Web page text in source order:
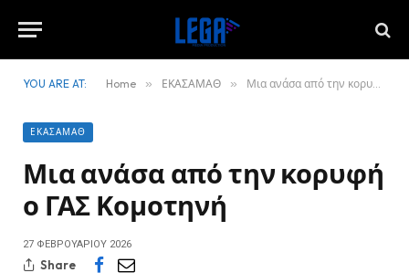
YOU ARE AT: Home » ΕΚΑΣΑΜΑΘ » Μια ανάσα από την κορυφή ο ΓΑΣ Κομοτηνή
ΕΚΑΣΑΜΑΘ
Μια ανάσα από την κορυφή
ο ΓΑΣ Κομοτηνή
27 ΦΕΒΡΟΥΑΡΊΟΥ 2026
Share